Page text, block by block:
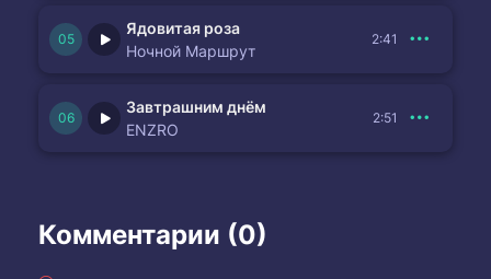
Ядовитая роза
Ночной Маршрут
2:41
Завтрашним днём
ENZRO
2:51
Комментарии (0)